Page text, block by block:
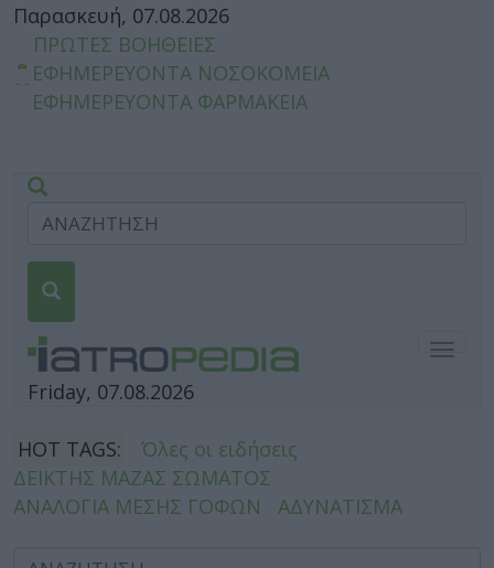
Παρασκευή, 07.08.2026
ΠΡΩΤΕΣ ΒΟΗΘΕΙΕΣ
ΕΦΗΜΕΡΕΥΟΝΤΑ ΝΟΣΟΚΟΜΕΙΑ
ΕΦΗΜΕΡΕΥΟΝΤΑ ΦΑΡΜΑΚΕΙΑ
Friday, 07.08.2026
HOT TAGS:
Όλες οι ειδήσεις
ΔΕΙΚΤΗΣ ΜΑΖΑΣ ΣΩΜΑΤΟΣ
ΑΝΑΛΟΓΙΑ ΜΕΣΗΣ ΓΟΦΩΝ
ΑΔΥΝΑΤΙΣΜΑ